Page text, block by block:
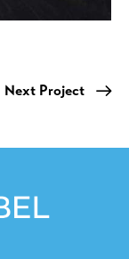
Next Project